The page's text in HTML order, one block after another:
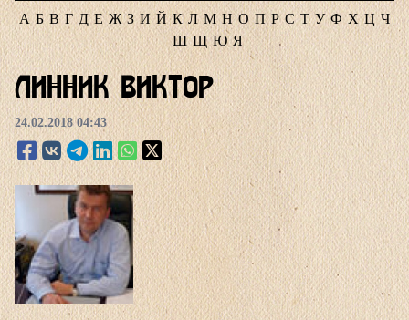
А Б В Г Д Е Ж З И Й К Л М Н О П Р С Т У Ф Х Ц Ч
Ш Щ Ю Я
Линник Виктор
24.02.2018 04:43